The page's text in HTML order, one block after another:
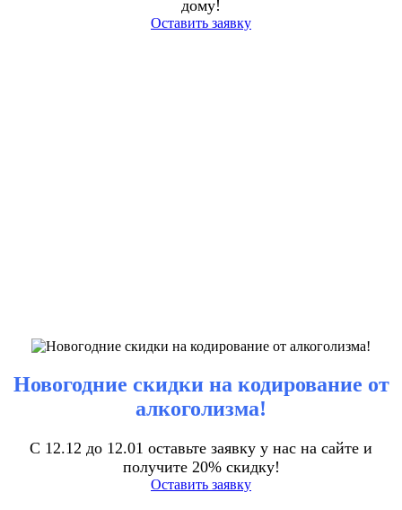
дому!
Оставить заявку
Новогодние скидки на кодирование от
алкоголизма!
С 12.12 до 12.01 оставьте заявку у нас на сайте и
получите 20% скидку!
Оставить заявку